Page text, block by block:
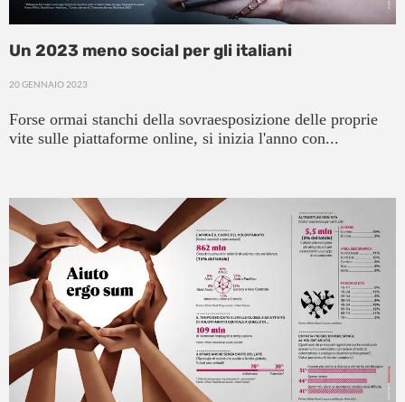
Un 2023 meno social per gli italiani
20 GENNAIO 2023
Forse ormai stanchi della sovraesposizione delle proprie
vite sulle piattaforme online, si inizia l'anno con...